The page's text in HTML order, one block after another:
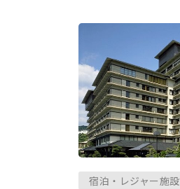
宿泊・レジャー施設